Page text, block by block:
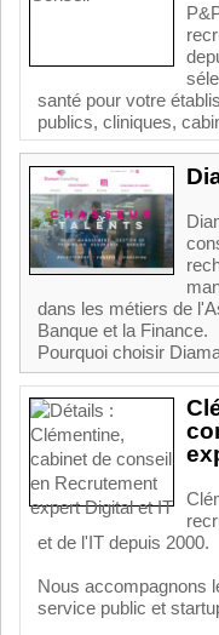
santé pour votre
publics, cliniques,
dans les métiers de
Banque et la Finance.
Pourquoi choisir
et de l'IT depuis 2000.
Nous accompagnons
service public et